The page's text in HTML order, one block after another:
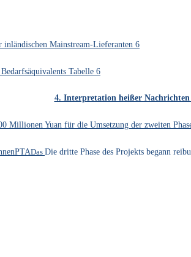
inländischen Mainstream-Lieferanten 6
Tabelle 6
4. Interpretation heißer Nachrichten
Millionen Yuan für die Umsetzung der zweiten
PTADas Die dritte Phase des Projekts begann